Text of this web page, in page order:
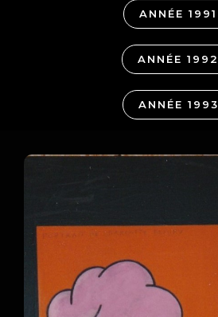
ANNÉE 1991
ANNÉE 1992
ANNÉE 1993